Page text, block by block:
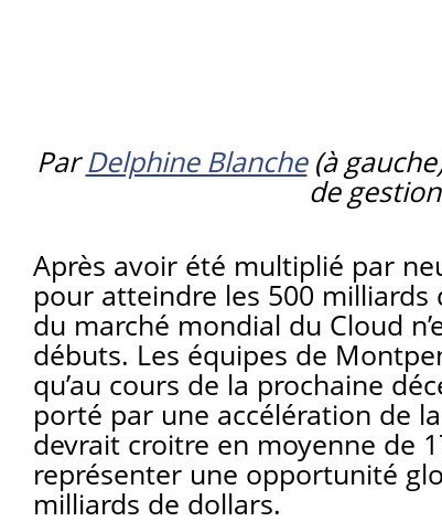
ParDelphine Blanche(à
de
Après avoir été multiplié par
pour atteindre les 500 milliards
du marché mondial du Cloud
débuts. Les équipes de
qu’au cours de la prochaine
porté par une accélération de
devrait croitre en moyenne de
représenter une opportunité
milliards de dollars.